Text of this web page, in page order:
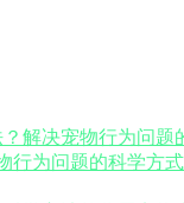
行为问题的科学方式